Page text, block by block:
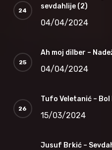
sevdahlije (2)
04/04/2024
Ah moj dilber –
04/04/2024
Tufo Veletanić – Bol
15/03/2024
Jusuf Brkić –